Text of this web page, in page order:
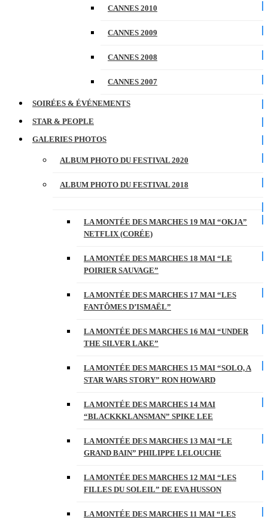
CANNES 2010
CANNES 2009
CANNES 2008
CANNES 2007
SOIRÉES & ÉVÉNEMENTS
STAR & PEOPLE
GALERIES PHOTOS
ALBUM PHOTO DU FESTIVAL 2020
ALBUM PHOTO DU FESTIVAL 2018
LA MONTÉE DES MARCHES 19 MAI “OKJA”
NETFLIX (CORÉE)
LA MONTÉE DES MARCHES 18 MAI “LE
POIRIER SAUVAGE”
LA MONTÉE DES MARCHES 17 MAI “LES
FANTÔMES D’ISMAËL”
LA MONTÉE DES MARCHES 16 MAI “UNDER
THE SILVER LAKE”
LA MONTÉE DES MARCHES 15 MAI “SOLO, A
STAR WARS STORY” RON HOWARD
LA MONTÉE DES MARCHES 14 MAI
“BLACKKKLANSMAN” SPIKE LEE
LA MONTÉE DES MARCHES 13 MAI “LE
GRAND BAIN” PHILIPPE LELOUCHE
LA MONTÉE DES MARCHES 12 MAI “LES
FILLES DU SOLEIL” DE EVA HUSSON
LA MONTÉE DES MARCHES 11 MAI “LES